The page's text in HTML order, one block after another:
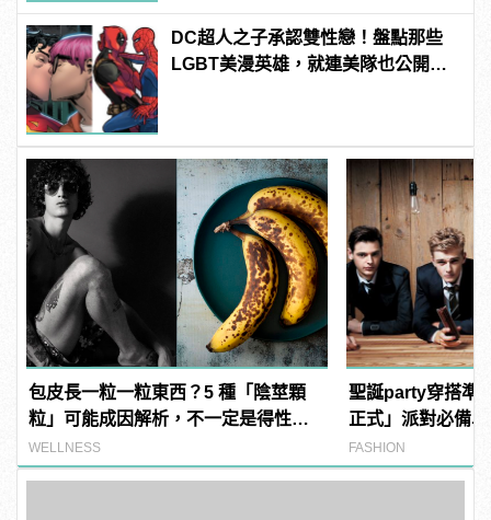
DC超人之子承認雙性戀！盤點那些
LGBT美漫英雄，就連美隊也公開出
包皮長一粒一粒東西？5 種「陰莖顆
粒」可能成因解析，不一定是得性
病！
WELLNESS
聖誕party穿搭準
正式」派對必備
FASHION